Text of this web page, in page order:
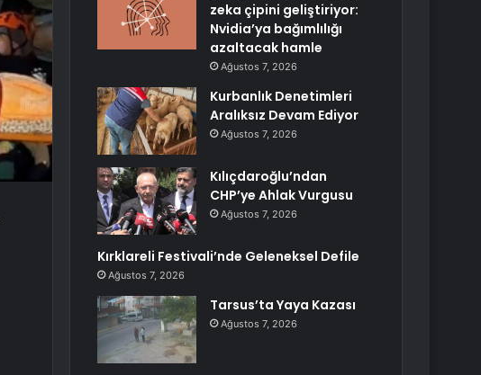
zeka çipini geliştiriyor:
Nvidia’ya bağımlılığı
azaltacak hamle
Ağustos 7, 2026
Kurbanlık Denetimleri
Aralıksız Devam Ediyor
Ağustos 7, 2026
Kılıçdaroğlu’ndan
CHP’ye Ahlak Vurgusu
Ağustos 7, 2026
Kırklareli Festivali’nde Geleneksel Defile
Ağustos 7, 2026
Tarsus’ta Yaya Kazası
Ağustos 7, 2026